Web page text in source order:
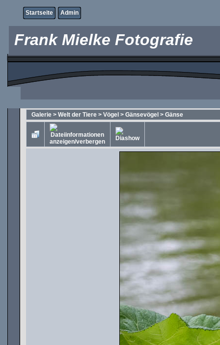
Startseite Admin
Frank Mielke Fotografie
Galerie > Welt der Tiere > Vögel > Gänsevögel > Gänse